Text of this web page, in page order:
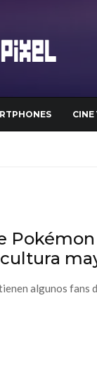
CINE
Pokémon
algunos fans